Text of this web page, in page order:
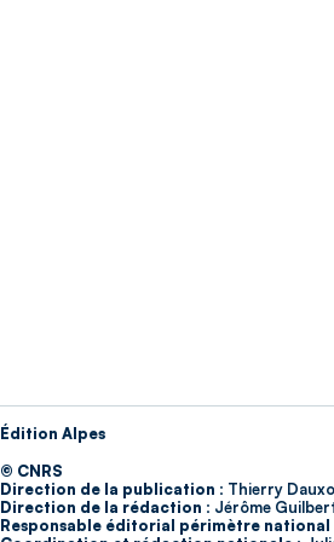
Édition Alpes
© CNRS
Direction de la publication : Thierry
Direction de la rédaction : Jérôme
Responsable éditorial périmètre national